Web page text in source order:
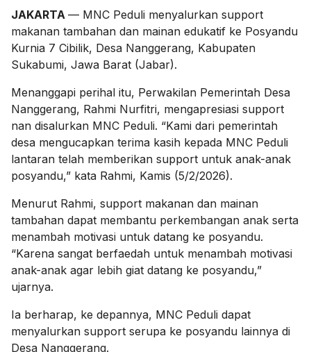
JAKARTA — MNC Peduli menyalurkan support
makanan tambahan dan mainan edukatif ke Posyandu
Kurnia 7 Cibilik, Desa Nanggerang, Kabupaten
Sukabumi, Jawa Barat (Jabar).
Menanggapi perihal itu, Perwakilan Pemerintah Desa
Nanggerang, Rahmi Nurfitri, mengapresiasi support
nan disalurkan MNC Peduli. “Kami dari pemerintah
desa mengucapkan terima kasih kepada MNC Peduli
lantaran telah memberikan support untuk anak-anak
posyandu,” kata Rahmi, Kamis (5/2/2026).
Menurut Rahmi, support makanan dan mainan
tambahan dapat membantu perkembangan anak serta
menambah motivasi untuk datang ke posyandu.
“Karena sangat berfaedah untuk menambah motivasi
anak-anak agar lebih giat datang ke posyandu,”
ujarnya.
Ia berharap, ke depannya, MNC Peduli dapat
menyalurkan support serupa ke posyandu lainnya di
Desa Nanggerang.